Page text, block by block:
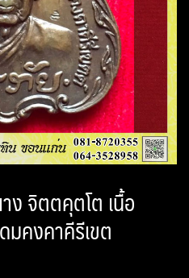
จิตตคุตโต เนื้อ
คงคาคีรีเขต